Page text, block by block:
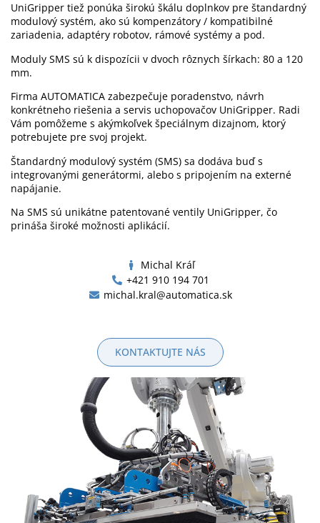
UniGripper tiež ponúka širokú škálu doplnkov pre štandardný
modulový systém, ako sú kompenzátory / kompatibilné
zariadenia, adaptéry robotov, rámové systémy a pod.
Moduly SMS sú k dispozícii v dvoch rôznych šírkach: 80 a 120
mm.
Firma AUTOMATICA zabezpečuje poradenstvo, návrh
konkrétneho riešenia a servis uchopovačov UniGripper. Radi
Vám pomôžeme s akýmkoľvek špeciálnym dizajnom, ktorý
potrebujete pre svoj projekt.
Štandardný modulový systém (SMS) sa dodáva buď s
integrovanými generátormi, alebo s pripojením na externé
napájanie.
Na SMS sú unikátne patentované ventily UniGripper, čo
prináša široké možnosti aplikácií.
Michal Kráľ
+421 910 194 701
michal.kral@automatica.sk
KONTAKTUJTE NÁS